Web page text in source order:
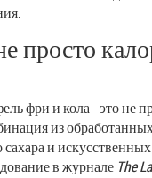
просто
фри и кола - это не
из
и
в журнале The